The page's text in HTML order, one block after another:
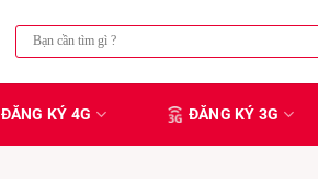
ĐĂNG KÝ 4G ĐĂNG KÝ 3G